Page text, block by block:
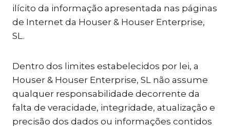
ilícito da informação apresentada nas páginas
de Internet da Houser & Houser Enterprise,
SL.
Dentro dos limites estabelecidos por lei, a
Houser & Houser Enterprise, SL não assume
qualquer responsabilidade decorrente da
falta de veracidade, integridade, atualização e
precisão dos dados ou informações contidos